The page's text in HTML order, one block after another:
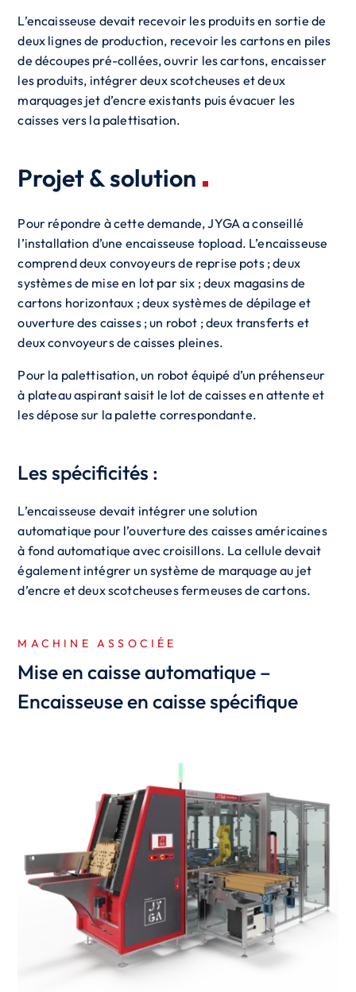
L’encaisseuse devait recevoir les produits en sortie de
deux lignes de production, recevoir les cartons en piles
de découpes pré-collées, ouvrir les cartons, encaisser
les produits, intégrer deux scotcheuses et deux
marquages jet d’encre existants puis évacuer les
caisses vers la palettisation.
Projet & solution
Pour répondre à cette demande, JYGA a conseillé
l’installation d’une encaisseuse topload. L’encaisseuse
comprend deux convoyeurs de reprise pots ; deux
systèmes de mise en lot par six ; deux magasins de
cartons horizontaux ; deux systèmes de dépilage et
ouverture des caisses ; un robot ; deux transferts et
deux convoyeurs de caisses pleines.
Pour la palettisation, un robot équipé d’un préhenseur
à plateau aspirant saisit le lot de caisses en attente et
les dépose sur la palette correspondante.
Les spécificités :
L’encaisseuse devait intégrer une solution
automatique pour l’ouverture des caisses américaines
à fond automatique avec croisillons. La cellule devait
également intégrer un système de marquage au jet
d’encre et deux scotcheuses fermeuses de cartons.
MACHINE ASSOCIÉE
Mise en caisse automatique –
Encaisseuse en caisse spécifique